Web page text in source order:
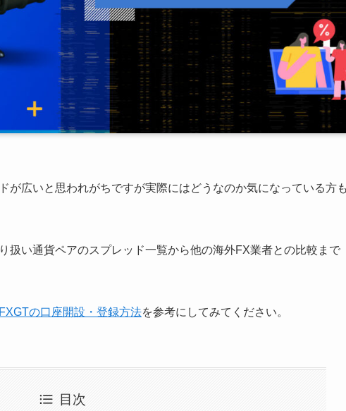
が広いと思われがちですが実際にはどうなのか気になっている方も
扱い通貨ペアのスプレッド一覧から他の海外FX業者との比較まで
FXGTの口座開設・登録方法を参考にしてみてください。
目次